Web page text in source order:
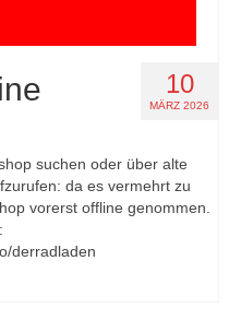
10
MÄRZ 2026
suchen oder über alte
da es vermehrt zu
vorerst offline genommen.
derradladen